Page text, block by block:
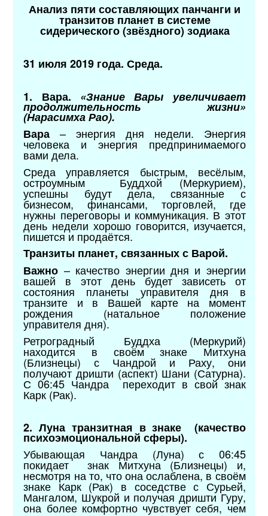
Анализ пяти составляющих панчанги и
транзитов планет в системе
сидерического (звёздного) зодиака
31 июля 2019 года. Среда.
1. Вара. «Знание Вары увеличивает
продолжительность жизни»
(Нарасимха Рао).
Вара – энергия дня недели. Энергия
человека и энергия предпринимаемого
вами дела.
Среда управляется быстрым, весёлым,
остроумным Буддхой (Меркурием),
успешны будут дела, связанные с
бизнесом, финансами, торговлей, где
нужны переговоры и коммуникация. В этот
день недели хорошо говорится, изучается,
пишется и продаётся.
Транзиты планет, связанных с Варой.
Важно – качество энергии дня и энергии
вашей в этот день будет зависеть от
состояния планеты управителя дня в
транзите и в Вашей карте на момент
рождения (натальное положение
управителя дня).
Ретроградный Буддха (Меркурий)
находится в своём знаке Митхуна
(Близнецы) с Чандрой и Раху, они
получают дришти (аспект) Шани (Сатурна).
С 06:45 Чандра переходит в свой знак
Карк (Рак).
2. Луна транзитная в знаке (качество
психоэмоциональной сферы).
Убывающая Чандра (Луна) с 06:45
покидает знак Митхуна (Близнецы) и,
несмотря на то, что она ослаблена, в своём
знаке Карк (Рак) в соседстве с Сурьей,
Мангалом, Шукрой и получая дришти Гуру,
она более комфортно чувствует себя, чем